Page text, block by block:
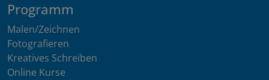
Programm
Malen/Zeichnen
Fotografieren
Kreatives Schreiben
Online Kurse